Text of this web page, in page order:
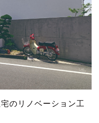
のリノベーション工